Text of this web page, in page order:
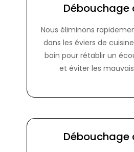
Débouchage
Nous éliminons
dans les éviers de
bain pour rétablir un
et éviter les
Débouchage